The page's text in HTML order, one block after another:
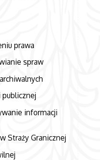
prawa
spraw
informacji
Straży Granicznej